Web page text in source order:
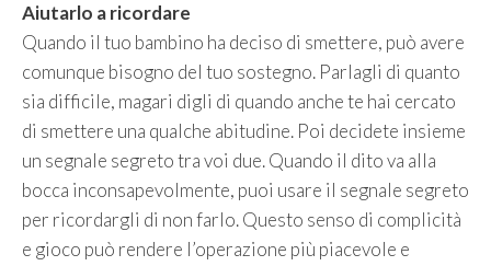
Aiutarlo a ricordare
Quando il tuo bambino ha deciso di smettere, può avere
comunque bisogno del tuo sostegno. Parlagli di quanto
sia difficile, magari digli di quando anche te hai cercato
di smettere una qualche abitudine. Poi decidete insieme
un segnale segreto tra voi due. Quando il dito va alla
bocca inconsapevolmente, puoi usare il segnale segreto
per ricordargli di non farlo. Questo senso di complicità
e gioco può rendere l’operazione più piacevole e